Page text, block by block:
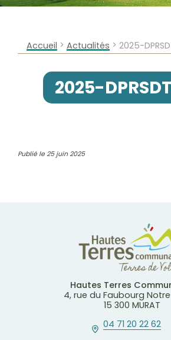
Accueil > Actualités > 2025-
2025-
Publié le 25 juin 2025
Hautes Terres
4, rue du Faubourg
15 300 MURAT
04 71 20 22 62